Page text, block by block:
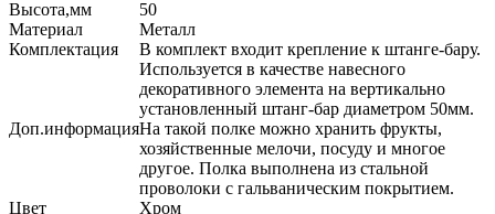
Высота,мм
50
Материал
Металл
Комплектация
В комплект входит крепление к штанге-бару.
Доп.информация
Используется в качестве навесного
декоративного элемента на вертикально
установленный штанг-бар диаметром 50мм.
На такой полке можно хранить фрукты,
хозяйственные мелочи, посуду и многое
другое. Полка выполнена из стальной
проволоки с гальваническим покрытием.
Цвет
Хром